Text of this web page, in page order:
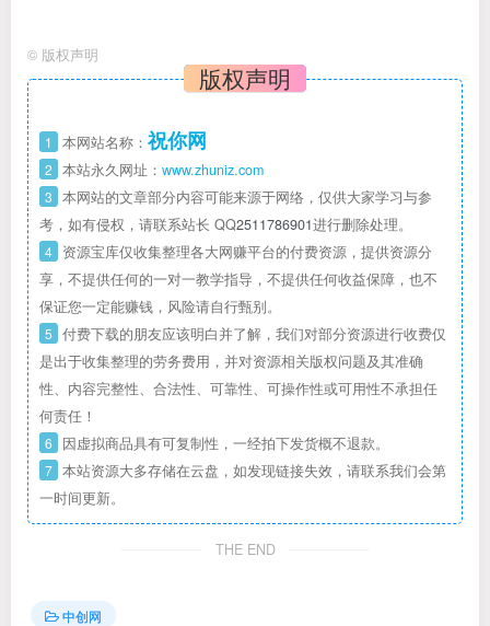
© 版权声明
版权声明
1 本网站名称： 祝你网
2 本站永久网址： www.zhuniz.com
3 本网站的文章部分内容可能来源于网络，仅供大家学习与参
考，如有侵权，请联系站长 QQ2511786901进行删除处理。
4 资源宝库仅收集整理各大网赚平台的付费资源，提供资源分
享，不提供任何的一对一教学指导，不提供任何收益保障，也不
保证您一定能赚钱，风险请自行甄别。
5 付费下载的朋友应该明白并了解，我们对部分资源进行收费仅
是出于收集整理的劳务费用，并对资源相关版权问题及其准确
性、内容完整性、合法性、可靠性、可操作性或可用性不承担任
何责任！
6 因虚拟商品具有可复制性，一经拍下发货概不退款。
7 本站资源大多存储在云盘，如发现链接失效，请联系我们会第
一时间更新。
THE END
中创网